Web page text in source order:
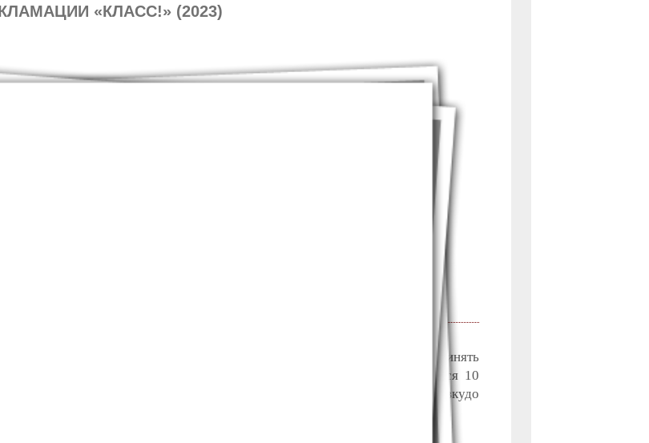
«КЛАСС!» (2023)
«КЛАСС!»
«КЛАСС!». Заявки на участие принимаются до 31 октября.
«КЛАСС!»
русской классической литературы и славистики приглашает принять
в конкурсе художественной декламации «КЛАСС!». Конкурс состоится 10
2023 в очном режиме. Для участия в конкурсе необходимо прислать заявкудо